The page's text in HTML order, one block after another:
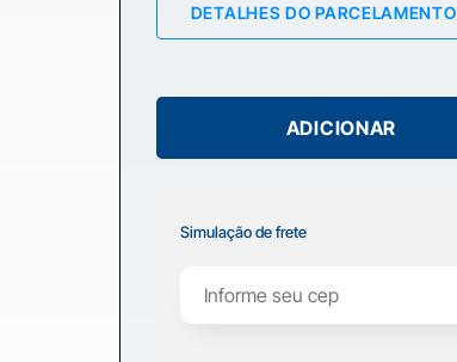
DETALHES DO PARCELAMENTO
ADICIONAR
Simulação de frete